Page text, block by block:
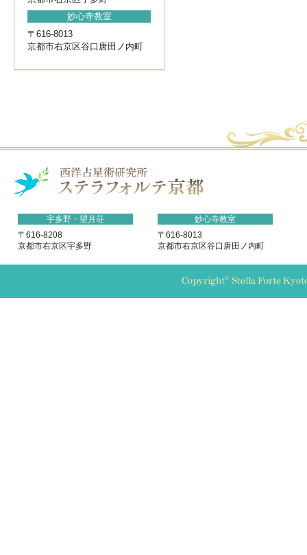
妙心寺教室
〒616-8013
京都市右京区谷口唐田ノ内町
宇多野・望月荘
〒616-8208
京都市右京区宇多野
妙心寺教室
〒616-8013
京都市右京区谷口唐田ノ内町